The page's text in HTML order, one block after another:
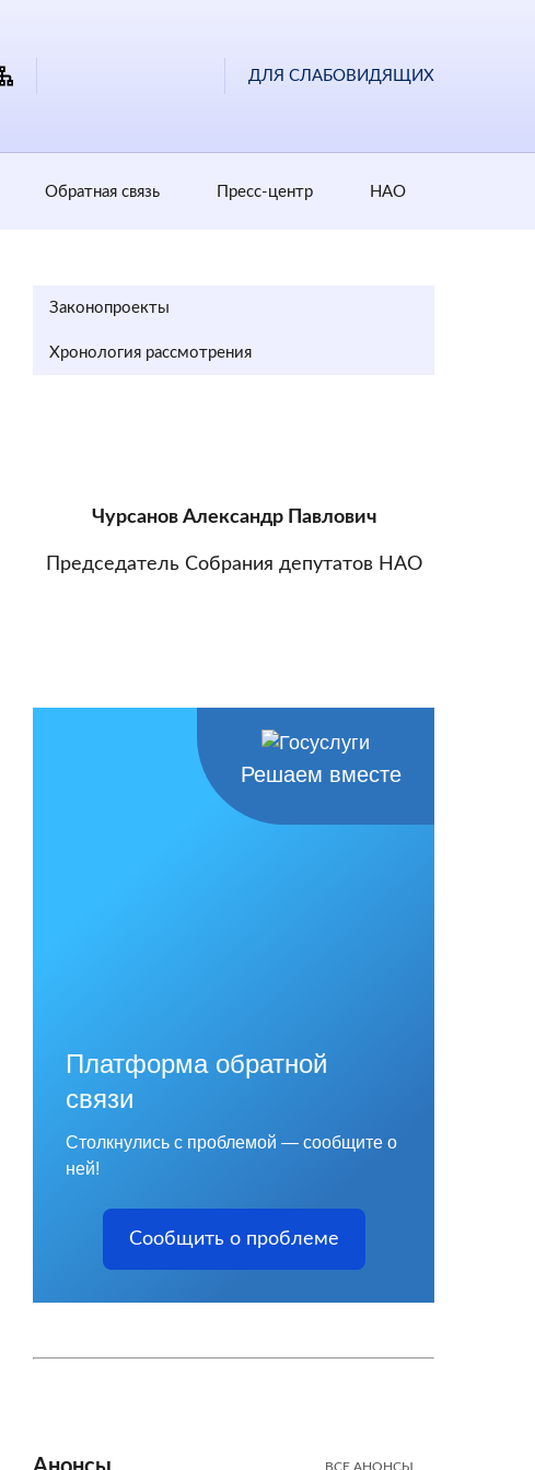
ДЛЯ СЛАБОВИДЯЩИХ
Обратная cвязь Пресс-центр НАО
Законопроекты
Хронология рассмотрения
Чурсанов Александр Павлович
Председатель Собрания депутатов НАО
Решаем вместе
Платформа обратной
связи
Столкнулись с проблемой — сообщите о
ней!
Сообщить о проблеме
ВСЕ АНОНСЫ